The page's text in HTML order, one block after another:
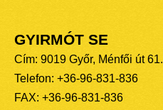
GYIRMÓT SE
Cím: 9019 Győr, Ménfői út 61.
Telefon: +36-96-831-836
FAX: +36-96-831-836